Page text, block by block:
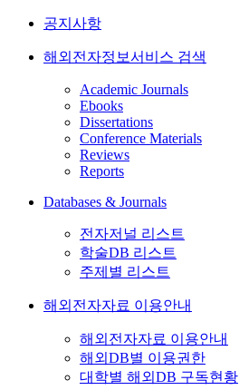
공지사항
해외전자정보서비스 검색
Academic Journals
Ebooks
Dissertations
Conference Materials
Reviews
Reports
Databases & Journals
전자저널 리스트
학술DB 리스트
주제별 리스트
해외전자자료 이용안내
해외전자자료 이용안내
해외DB별 이용권한
대학별 해외DB 구독현황